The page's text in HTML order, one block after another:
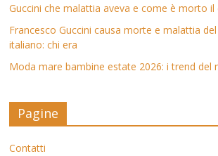
Guccini che malattia aveva e come è morto
Francesco Guccini causa morte e malattia
italiano: chi era
Moda mare bambine estate 2026: i trend del
Pagine
Contatti